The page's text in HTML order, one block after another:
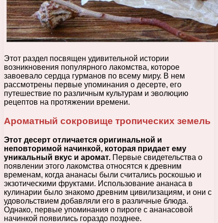
Этот раздел посвящен удивительной истории
возникновения популярного лакомства, которое
завоевало сердца гурманов по всему миру. В нем
рассмотрены первые упоминания о десерте, его
путешествие по различным культурам и эволюцию
рецептов на протяжении времени.
Ароматный сокровище тропических земель
Этот десерт отличается оригинальной и
неповторимой начинкой, которая придает ему
уникальный вкус и аромат. Первые свидетельства о
появлении этого лакомства относятся к древним
временам, когда ананасы были считались роскошью и
экзотическими фруктами. Использование ананаса в
кулинарии было знакомо древним цивилизациям, и они с
удовольствием добавляли его в различные блюда.
Однако, первые упоминания о пироге с ананасовой
начинкой появились гораздо позднее.